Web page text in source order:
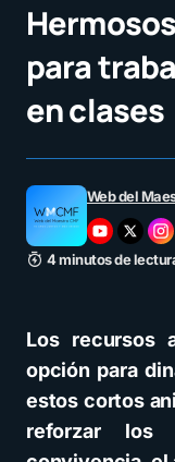
para
en clases
Web del
4 minutos de
Los recursos
opción para
estos cortos
reforzar